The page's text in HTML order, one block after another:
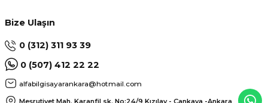
Bize Ulaşın
0 (312) 311 93 39
0 (507) 412 22 22
alfabilgisayarankara@hotmail.com
Meşrutiyet Mah. Karanfil sk. No:24/9 Kızılay - Çankaya -Ankara